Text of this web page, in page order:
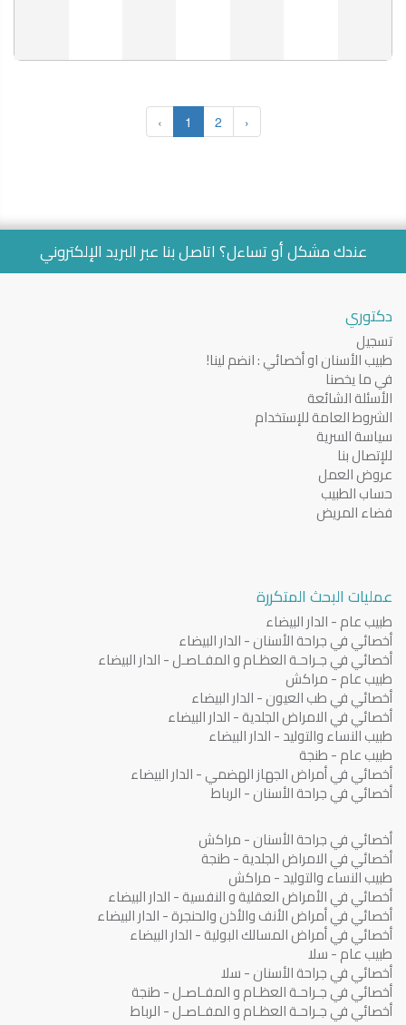
‹ 1 2 ›
عندك مشكل أو تساءل؟ اتاصل بنا عبرالبريد الإلكتروني
دكتوري
تسجيل
طبيب الأسنان او أخصائي : انضم لينا!
في ما يخصنا
الأسئلة الشائعة
الشروط العامة للإستخدام
سياسة السرية
للإتصال بنا
عروض العمل
حساب الطبيب
فضاء المريض
عمليات البحث المتكررة
طبيب عام - الدار البيضاء
أخصائي في جراحة الأسنان - الدار البيضاء
أخصائي في جـراحـة العظـام و المفـاصـل - الدار البيضاء
طبيب عام - مراكش
أخصائي في طب العيون - الدار البيضاء
أخصائي في الامراض الجلدية - الدار البيضاء
طبيب النساء والتوليد - الدار البيضاء
طبيب عام - طنجة
أخصائي في أمراض الجهاز الهضمي - الدار البيضاء
أخصائي في جراحة الأسنان - الرباط
أخصائي في جراحة الأسنان - مراكش
أخصائي في الامراض الجلدية - طنجة
طبيب النساء والتوليد - مراكش
أخصائي في الأمراض العقلية و النفسية - الدار البيضاء
أخصائي في أمراض الأنف والأذن والحنجرة - الدار البيضاء
أخصائي في أمراض المسالك البولية - الدار البيضاء
طبيب عام - سلا
أخصائي في جراحة الأسنان - سلا
أخصائي في جـراحـة العظـام و المفـاصـل - طنجة
أخصائي في جـراحـة العظـام و المفـاصـل - الرباط